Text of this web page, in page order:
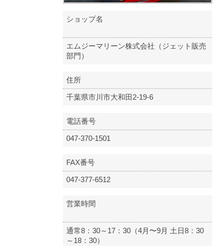
ショップ名
エムジーマリーン株式会社（ジェット販売
部門）
住所
千葉県市川市大和田2-19-6
電話番号
047-370-1501
FAX番号
047-377-6512
営業時間
通常8：30～17：30（4月〜9月 土日8：30
～18：30）